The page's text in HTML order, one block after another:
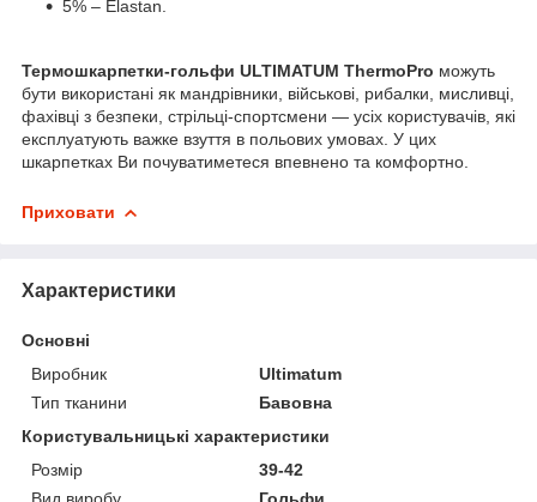
5% – Elastan.
Термошкарпетки-гольфи ULTIMATUM ThermoPro можуть
бути використані як мандрівники, військові, рибалки, мисливці,
фахівці з безпеки, стрільці-спортсмени — усіх користувачів, які
експлуатують важке взуття в польових умовах. У цих
шкарпетках Ви почуватиметеся впевнено та комфортно.
Приховати
Характеристики
Основні
Виробник
Ultimatum
Тип тканини
Бавовна
Користувальницькі характеристики
Розмір
39-42
Вид виробу
Гольфи